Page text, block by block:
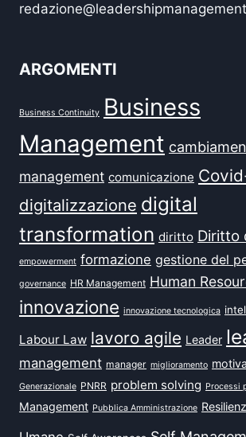
ARGOMENTI
Business Continuity Business
Management
management comunicazione
digitalizzazione digital
transformation diritto Diritto
empowerment formazione gestione del
governance HR Management Human
innovazione innovazione tecnologica
Labour Law lavoro agile Leader
management manager miglioramento
Generazionale PNRR problem solving Processi
Management Pubblica Amministrazione